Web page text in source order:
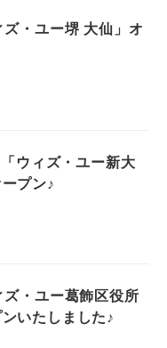
ズ・ユー堺 大仙」オ
ウィズ・ユー新大
プン♪
ズ・ユー葛飾区役所
いたしました♪